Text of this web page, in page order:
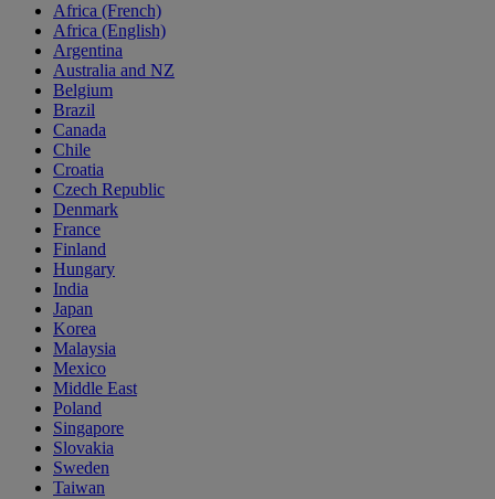
Africa (French)
Africa (English)
Argentina
Australia and NZ
Belgium
Brazil
Canada
Chile
Croatia
Czech Republic
Denmark
France
Finland
Hungary
India
Japan
Korea
Malaysia
Mexico
Middle East
Poland
Singapore
Slovakia
Sweden
Taiwan